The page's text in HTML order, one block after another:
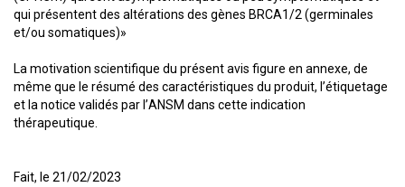
qui présentent des altérations des gènes BRCA1/2 (germinales
et/ou somatiques)»
La motivation scientifique du présent avis figure en annexe, de
même que le résumé des caractéristiques du produit, l’étiquetage
et la notice validés par l’ANSM dans cette indication
thérapeutique.
Fait, le 21/02/2023